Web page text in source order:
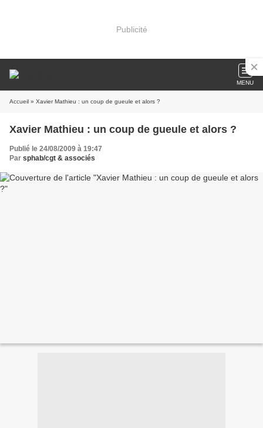
Publicité
MENU
Accueil » Xavier Mathieu : un coup de gueule et alors ?
Xavier Mathieu : un coup de gueule et alors ?
Publié le 24/08/2009 à 19:47
Par sphab/cgt & associés